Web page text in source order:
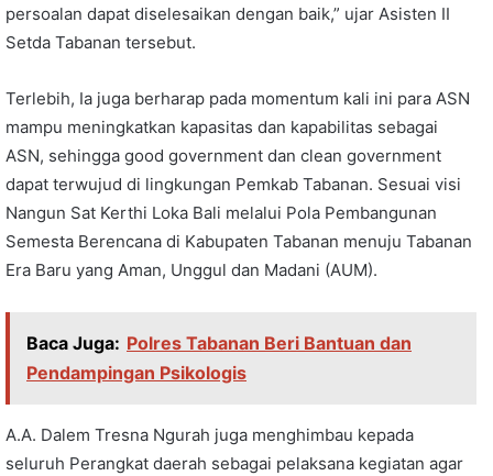
persoalan dapat diselesaikan dengan baik,” ujar Asisten II
Setda Tabanan tersebut.
Terlebih, Ia juga berharap pada momentum kali ini para ASN
mampu meningkatkan kapasitas dan kapabilitas sebagai
ASN, sehingga good government dan clean government
dapat terwujud di lingkungan Pemkab Tabanan. Sesuai visi
Nangun Sat Kerthi Loka Bali melalui Pola Pembangunan
Semesta Berencana di Kabupaten Tabanan menuju Tabanan
Era Baru yang Aman, Unggul dan Madani (AUM).
Baca Juga: Polres Tabanan Beri Bantuan dan
Pendampingan Psikologis
A.A. Dalem Tresna Ngurah juga menghimbau kepada
seluruh Perangkat daerah sebagai pelaksana kegiatan agar